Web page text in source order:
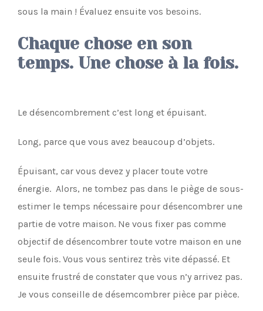
sous la main ! Évaluez ensuite vos besoins.
Chaque chose en son
temps. Une chose à la fois.
Le désencombrement c’est long et épuisant.
Long, parce que vous avez beaucoup d’objets.
Épuisant, car vous devez y placer toute votre
énergie. Alors, ne tombez pas dans le piège de sous-
estimer le temps nécessaire pour désencombrer une
partie de votre maison. Ne vous fixer pas comme
objectif de désencombrer toute votre maison en une
seule fois. Vous vous sentirez très vite dépassé. Et
ensuite frustré de constater que vous n’y arrivez pas.
Je vous conseille de désemcombrer pièce par pièce.